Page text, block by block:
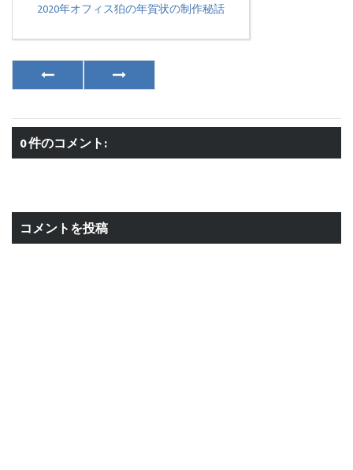
2020年オフィス狛の年賀状の制作秘話
0 件のコメント:
コメントを投稿